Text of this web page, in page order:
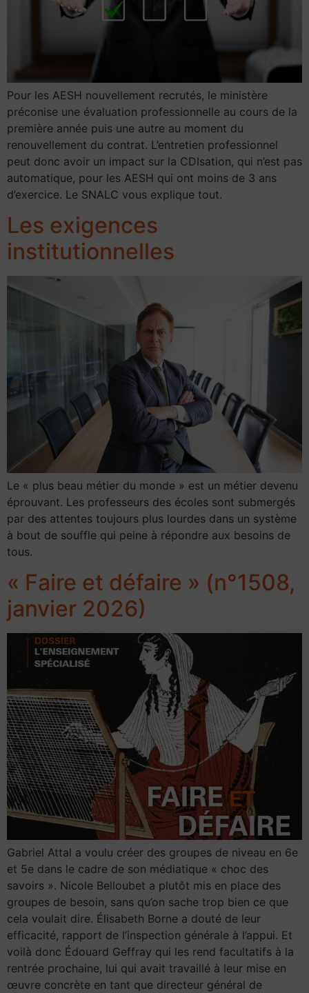
Pour les AESH nouvellement recrutés, le ministère
préconise une évaluation professionnelle au cours de la
première année puis une autre au moment du
renouvellement du contrat. L’entretien professionnel
peut donc avoir un impact sur la CDIsation, qui n’est pas
automatique, pour les AESH qui ont moins de 3 ans
d’exercice. Le SNALC vous explique tout.
Les exigences
institutionnelles
Le « plus beau métier du monde » est un métier devenu
éprouvant. Les professeurs des écoles sont submergés
par des attentes toujours plus lourdes dans un système
à bout de souffle qui peine à répondre aux besoins de
tous.
« Faire et défaire » (n°1508,
janvier 2026)
Gabriel Attal a voulu créer des groupes de niveau en 6e
et 5e dans le cadre de son médiatique « choc des
savoirs ». Nicole Belloubet a plutôt mis en place des
groupes de besoin, sans qu’on sache trop bien ce que
cela voulait dire. Élisabeth Borne a douté de leur
efficacité, rapport de l’inspection générale à l’appui. Et
voilà donc Édouard Geffray qui les rend facultatifs à la
rentrée prochaine, lui qui avait travaillé à leur mise en
œuvre concrète en tant que directeur général de